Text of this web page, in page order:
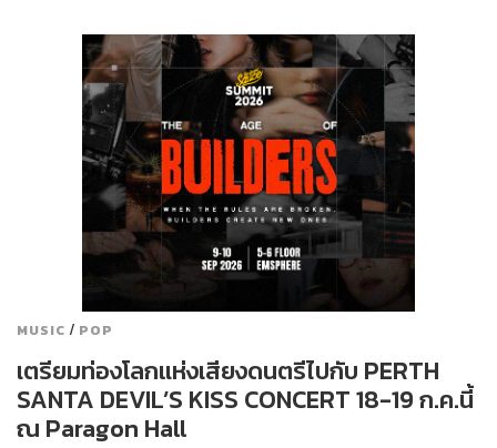
MUSIC / POP
เตรียมท่องโลกแห่งเสียงดนตรีไปกับ PERTH
SANTA DEVIL’S KISS CONCERT 18-19 ก.ค.นี้
ณ Paragon Hall